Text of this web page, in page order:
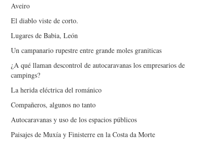
Aveiro
El diablo viste de corto.
Lugares de Babia, León
Un campanario rupestre entre grande moles graniticas
¿A qué llaman descontrol de autocaravanas los empresarios de
campings?
La herida eléctrica del románico
Compañeros, algunos no tanto
Autocaravanas y uso de los espacios públicos
Paisajes de Muxía y Finisterre en la Costa da Morte